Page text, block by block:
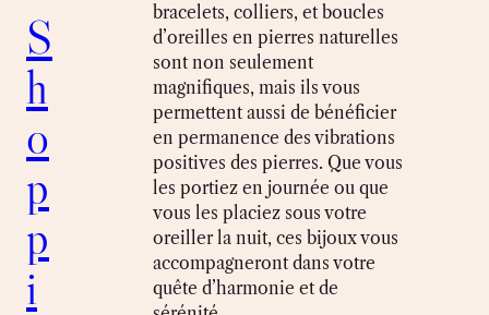
S
h
o
p
p
i
bracelets, colliers, et boucles
d’oreilles en pierres naturelles
sont non seulement
magnifiques, mais ils vous
permettent aussi de bénéficier
en permanence des vibrations
positives des pierres. Que vous
les portiez en journée ou que
vous les placiez sous votre
oreiller la nuit, ces bijoux vous
accompagneront dans votre
quête d’harmonie et de